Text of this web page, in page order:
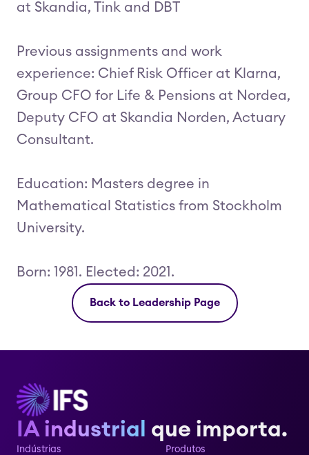
at Skandia, Tink and DBT
Previous assignments and work
experience: Chief Risk Officer at Klarna,
Group CFO for Life & Pensions at Nordea,
Deputy CFO at Skandia Norden, Actuary
Consultant.
Education: Masters degree in
Mathematical Statistics from Stockholm
University.
Born: 1981. Elected: 2021.
Back to Leadership Page
IA industrial que importa.
Indústrias Produtos